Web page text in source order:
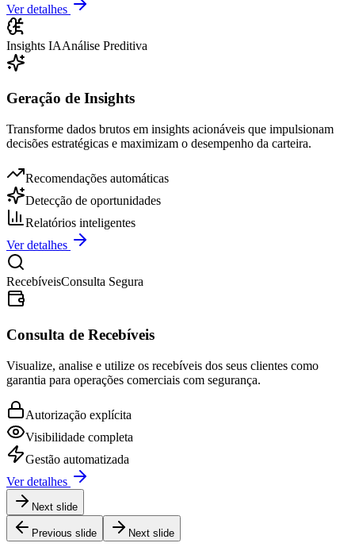
Ver detalhes
Insights IAAnálise Preditiva
Geração de Insights
Transforme dados brutos em insights acionáveis que impulsionam
decisões estratégicas e maximizam o desempenho da carteira.
Recomendações automáticas
Detecção de oportunidades
Relatórios inteligentes
Ver detalhes
RecebíveisConsulta Segura
Consulta de Recebíveis
Visualize, analise e utilize os recebíveis dos seus clientes como
garantia para operações comerciais com segurança.
Autorização explícita
Visibilidade completa
Gestão automatizada
Ver detalhes
Next slide
Previous slide Next slide